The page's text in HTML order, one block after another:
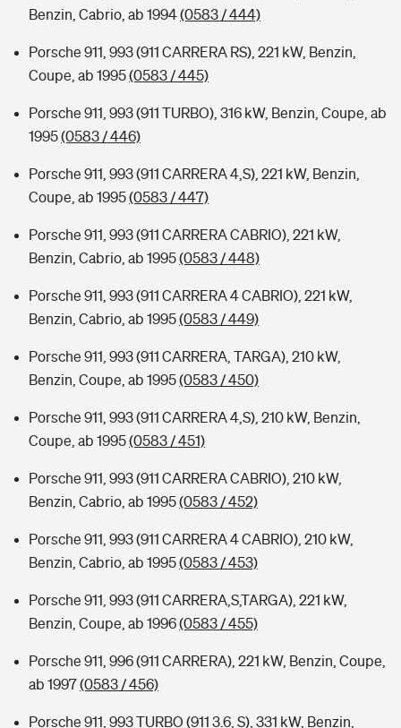
Benzin, Cabrio, ab 1994(0583 / 444)
Porsche 911, 993 (911 CARRERA RS), 221 kW, Benzin,
Coupe, ab 1995(0583 / 445)
Porsche 911, 993 (911 TURBO), 316 kW, Benzin, Coupe, ab
1995(0583 / 446)
Porsche 911, 993 (911 CARRERA 4,S), 221 kW, Benzin,
Coupe, ab 1995(0583 / 447)
Porsche 911, 993 (911 CARRERA CABRIO), 221 kW,
Benzin, Cabrio, ab 1995(0583 / 448)
Porsche 911, 993 (911 CARRERA 4 CABRIO), 221 kW,
Benzin, Cabrio, ab 1995(0583 / 449)
Porsche 911, 993 (911 CARRERA, TARGA), 210 kW,
Benzin, Coupe, ab 1995(0583 / 450)
Porsche 911, 993 (911 CARRERA 4,S), 210 kW, Benzin,
Coupe, ab 1995(0583 / 451)
Porsche 911, 993 (911 CARRERA CABRIO), 210 kW,
Benzin, Cabrio, ab 1995(0583 / 452)
Porsche 911, 993 (911 CARRERA 4 CABRIO), 210 kW,
Benzin, Cabrio, ab 1995(0583 / 453)
Porsche 911, 993 (911 CARRERA,S,TARGA), 221 kW,
Benzin, Coupe, ab 1996(0583 / 455)
Porsche 911, 996 (911 CARRERA), 221 kW, Benzin, Coupe,
ab 1997(0583 / 456)
Porsche 911, 993 TURBO (911 3.6, S), 331 kW, Benzin,